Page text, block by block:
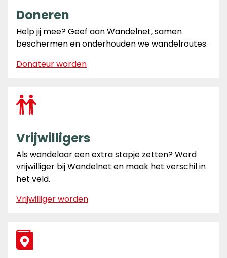
Doneren
Help jij mee? Geef aan Wandelnet, samen
beschermen en onderhouden we wandelroutes.
Donateur worden
Vrijwilligers
Als wandelaar een extra stapje zetten? Word
vrijwilliger bij Wandelnet en maak het verschil in
het veld.
Vrijwilliger worden